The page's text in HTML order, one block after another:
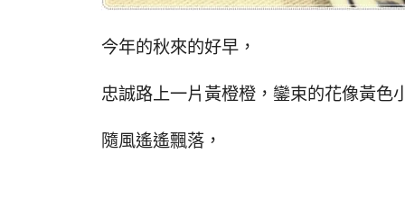
今年的秋來的好早，
忠誠路上一片黃橙橙，鑾束的花像黃色
隨風遙遙飄落，